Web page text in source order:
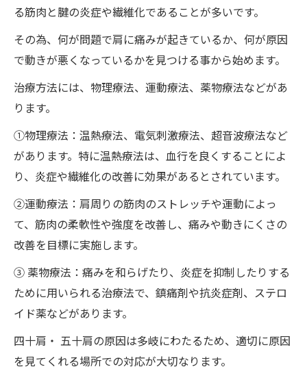
る筋肉と腱の炎症や繊維化であることが多いです。
その為、何が問題で肩に痛みが起きているか、何が原因
で動きが悪くなっているかを見つける事から始めます。
治療方法には、物理療法、運動療法、薬物療法などがあ
ります。
①物理療法：温熱療法、電気刺激療法、超音波療法など
があります。特に温熱療法は、血行を良くすることによ
り、炎症や繊維化の改善に効果があるとされています。
②運動療法：肩周りの筋肉のストレッチや運動によっ
て、筋肉の柔軟性や強度を改善し、痛みや動きにくさの
改善を目標に実施します。
③ 薬物療法：痛みを和らげたり、炎症を抑制したりする
ために用いられる治療法で、鎮痛剤や抗炎症剤、ステロ
イド薬などがあります。
四十肩・ 五十肩の原因は多岐にわたるため、適切に原因
を見てくれる場所での対応が大切なります。